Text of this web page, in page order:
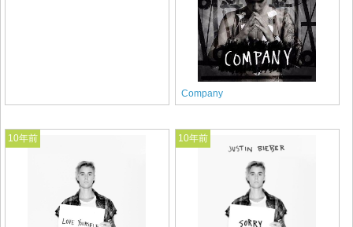
Company
10年前 10年前